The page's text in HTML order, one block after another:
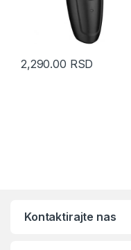
2,290.00 RSD
Kontaktirajte nas